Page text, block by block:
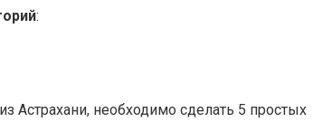
:
Астрахани, необходимо сделать 5 простых